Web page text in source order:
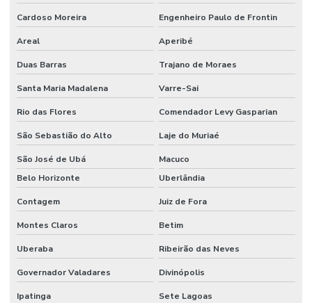
Cardoso Moreira Engenheiro Paulo de Frontin
Areal Aperibé
Duas Barras Trajano de Moraes
Santa Maria Madalena Varre-Sai
Rio das Flores Comendador Levy Gasparian
São Sebastião do Alto Laje do Muriaé
São José de Ubá
Macuco
Belo Horizonte
Uberlândia
Contagem Juiz de Fora
Montes Claros Betim
Uberaba Ribeirão das Neves
Governador Valadares Divinópolis
Ipatinga Sete Lagoas